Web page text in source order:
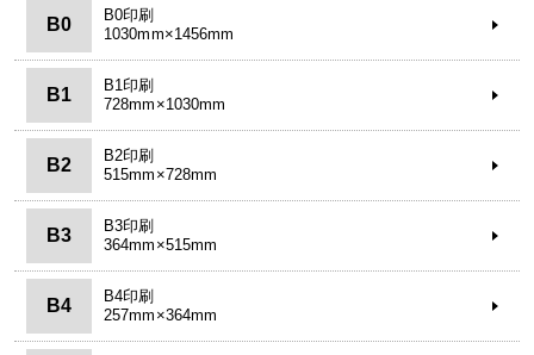
B0
B0印刷
1030mm×1456mm
B1
B1印刷
728mm×1030mm
B2
B2印刷
515mm×728mm
B3
B3印刷
364mm×515mm
B4
B4印刷
257mm×364mm